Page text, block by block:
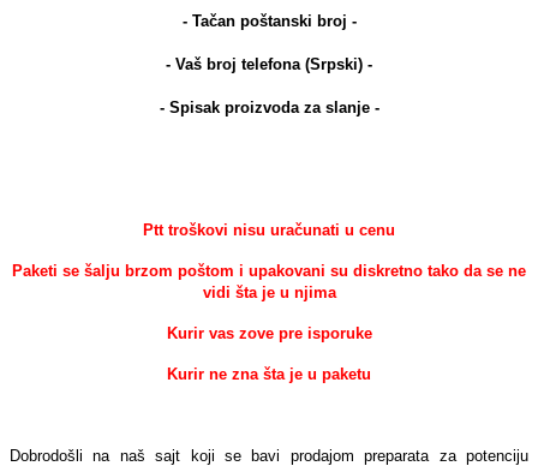
- Tačan poštanski broj -
- Vaš broj telefona (Srpski) -
- Spisak proizvoda za slanje -
Ptt troškovi nisu uračunati u cenu
Paketi se šalju brzom poštom i upakovani su diskretno tako da se ne
vidi šta je u njima
Kurir vas zove pre isporuke
Kurir ne zna šta je u paketu
Dobrodošli na naš sajt koji se bavi prodajom preparata za potenciju